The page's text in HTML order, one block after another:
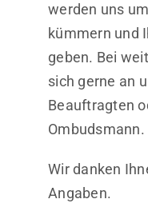
werden uns
kümmern und
geben. Bei
sich gerne an
Beauftragten
Ombudsmann.
Wir danken
Angaben.